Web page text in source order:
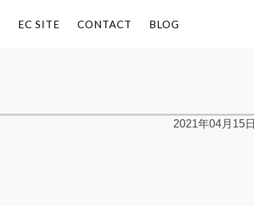
EC SITE CONTACT BLOG
2021年04月15日